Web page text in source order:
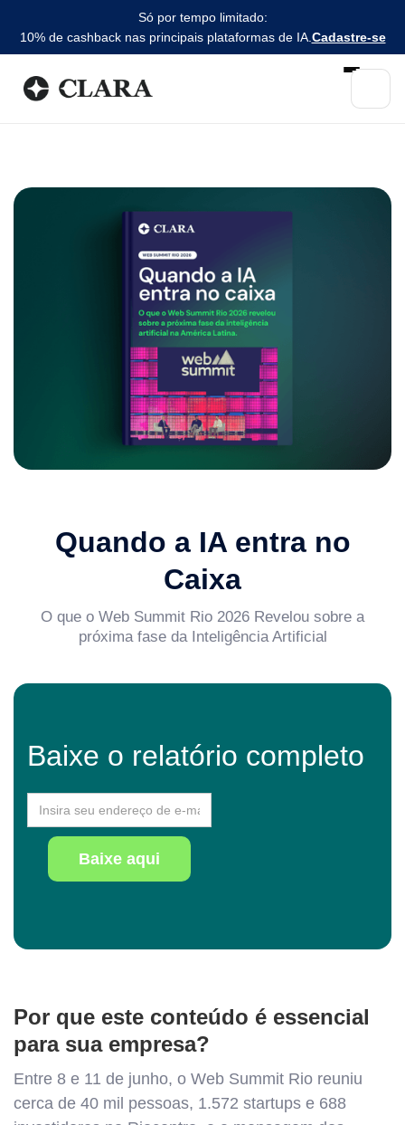
Só por tempo limitado:
10% de cashback nas principais plataformas de IA. Cadastre-se
Quando a IA entra no
Caixa
O que o Web Summit Rio 2026 Revelou sobre a
próxima fase da Inteligência Artificial
Baixe o relatório completo
Baixe aqui
Por que este conteúdo é essencial
para sua empresa?
Entre 8 e 11 de junho, o Web Summit Rio reuniu
cerca de 40 mil pessoas, 1.572 startups e 688